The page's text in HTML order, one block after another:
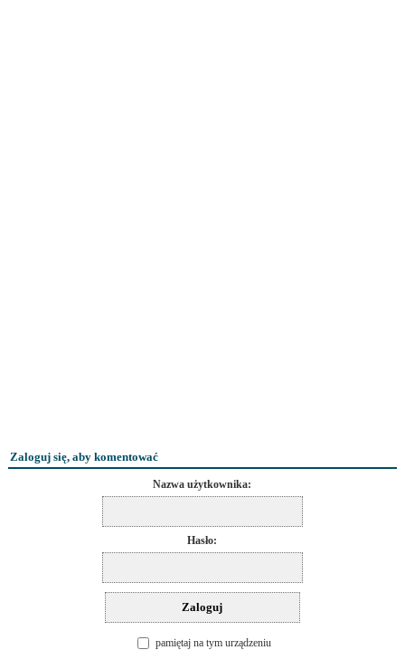
Zaloguj się, aby komentować
Nazwa użytkownika:
Hasło:
pamiętaj na tym urządzeniu